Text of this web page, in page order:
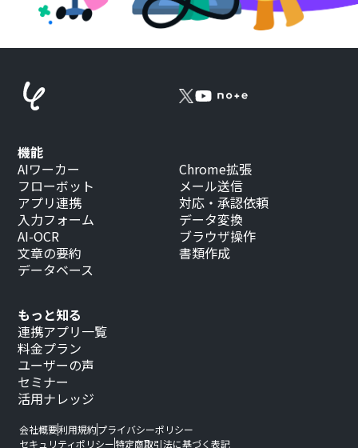
もっと知る
連携アプリ一覧
料金プラン
ユーザーの声
セミナー
活用ナレッジ
機能
AIワーカー
フローボット
アプリ連携
入力フォーム
AI-OCR
文章の要約
データベース
Chrome拡張
メール送信
対応・承認依頼
データ変換
ブラウザ操作
書類作成
会社概要利用規約プライバシーポリシー
セキュリティポリシー特定商取引法に基づく表記